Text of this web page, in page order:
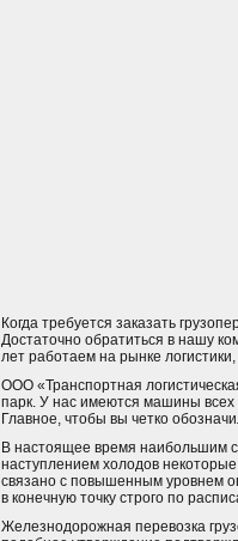
Когда требуется заказать
Достаточно обратиться в нашу
лет работаем на рынке
ООО «Транспортная
парк. У нас имеются машины всех
Главное, чтобы вы четко
В настоящее время наибольшим
наступлением холодов
связано с повышенным уровнем
в конечную точку строго по
Железнодорожная перевозка